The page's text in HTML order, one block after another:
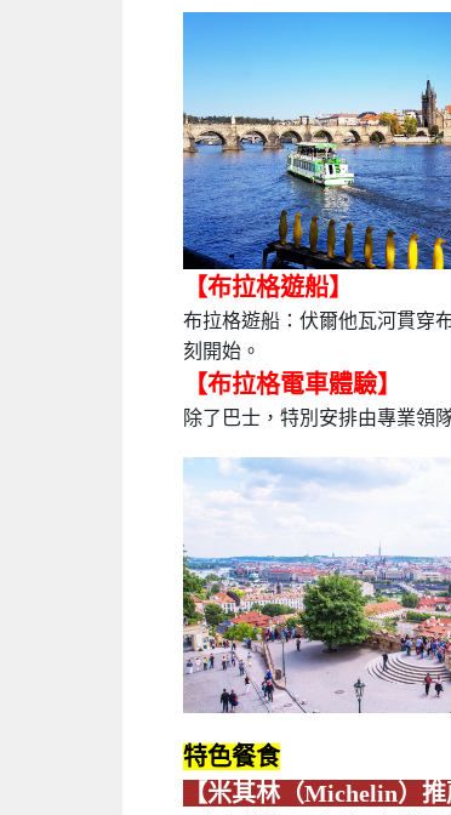
【布拉格遊船】
布拉格遊船：伏爾他瓦河貫穿
刻開始。
【布拉格電車體驗】
除了巴士，特別安排由專業領
特色餐食
【米其林（Michelin）推